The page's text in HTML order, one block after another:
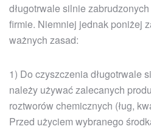
długotrwale silnie
firmie. Niemniej jednak poniżej
ważnych zasad:
1) Do czyszczenia długotrwale
należy używać zalecanych
roztworów chemicznych (ług,
Przed użyciem wybranego